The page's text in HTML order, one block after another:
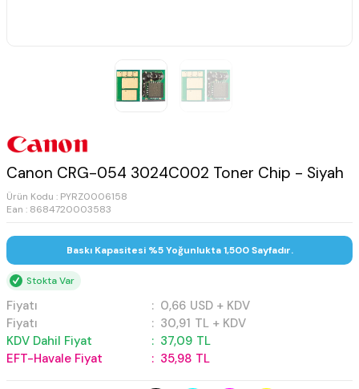
Canon CRG-054 3024C002 Toner Chip - Siyah
Ürün Kodu : PYRZ0006158
Ean : 8684720003583
Baskı Kapasitesi %5 Yoğunlukta 1,500 Sayfadır.
Stokta Var
Fiyatı : 0,66 USD + KDV
Fiyatı
: 30,91 TL + KDV
KDV Dahil Fiyat
: 37,09 TL
EFT-Havale Fiyat
: 35,98 TL